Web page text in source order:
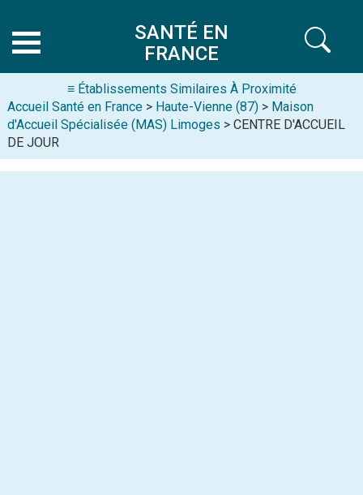
SANTÉ EN
FRANCE
≡ Établissements Similaires À Proximité
Accueil Santé en France > Haute-Vienne (87) > Maison
d'Accueil Spécialisée (MAS) Limoges > CENTRE D'ACCUEIL
DE JOUR